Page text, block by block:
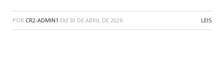
POR CR2-ADMIN1 EM 30 DE ABRIL DE 2026 LEIS